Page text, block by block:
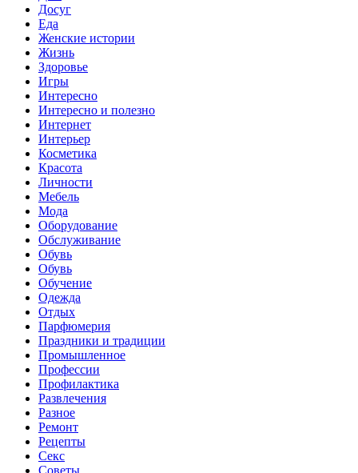
Досуг
Еда
Женские истории
Жизнь
Здоровье
Игры
Интересно
Интересно и полезно
Интернет
Интерьер
Косметика
Красота
Личности
Мебель
Мода
Оборудование
Обслуживание
Обувь
Обувь
Обучение
Одежда
Отдых
Парфюмерия
Праздники и традиции
Промышленное
Профессии
Профилактика
Развлечения
Разное
Ремонт
Рецепты
Секс
Советы